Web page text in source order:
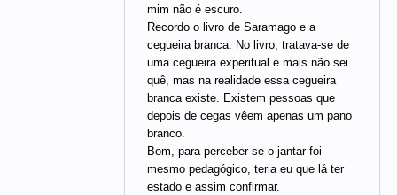
mim não é escuro.
Recordo o livro de Saramago e a
cegueira branca. No livro, tratava-se de
uma cegueira experitual e mais não sei
quê, mas na realidade essa cegueira
branca existe. Existem pessoas que
depois de cegas vêem apenas um pano
branco.
Bom, para perceber se o jantar foi
mesmo pedagógico, teria eu que lá ter
estado e assim confirmar.